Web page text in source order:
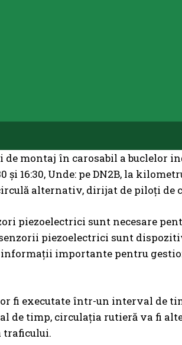
de montaj în carosabil a buclelor
16:30, Unde: pe DN2B, la
alternativ, dirijat de piloți de
piezoelectrici sunt necesare
piezoelectrici sunt
importante pentru
fi executate într-un interval de
de timp, circulația rutieră va fi
traficului.